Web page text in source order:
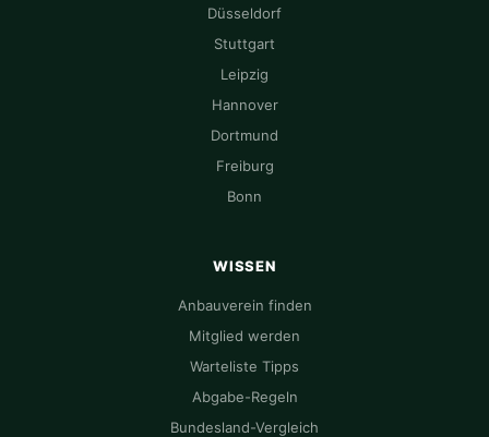
Düsseldorf
Stuttgart
Leipzig
Hannover
Dortmund
Freiburg
Bonn
WISSEN
Anbauverein finden
Mitglied werden
Warteliste Tipps
Abgabe-Regeln
Bundesland-Vergleich